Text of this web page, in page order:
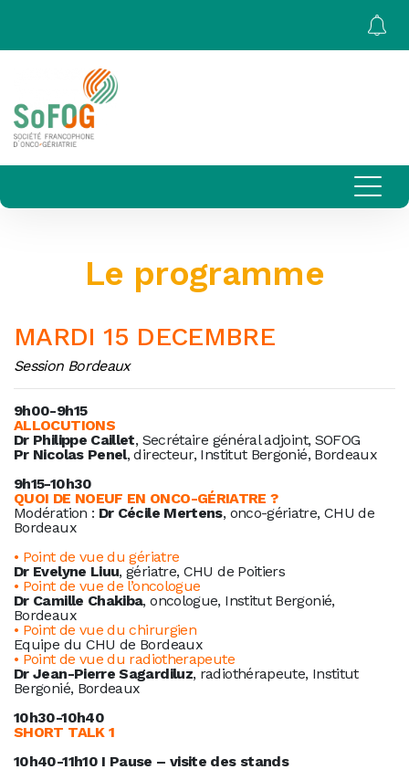
Le programme
MARDI 15 DECEMBRE
Session Bordeaux
9h00-9h15
ALLOCUTIONS
Dr Philippe Caillet, Secrétaire général adjoint, SOFOG
Pr Nicolas Penel, directeur, Institut Bergonié, Bordeaux
9h15-10h30
QUOI DE NOEUF EN ONCO-GÉRIATRE ?
Modération : Dr Cécile Mertens, onco-gériatre, CHU de
Bordeaux
• Point de vue du gériatre
Dr Evelyne Liuu, gériatre, CHU de Poitiers
• Point de vue de l’oncologue
Dr Camille Chakiba, oncologue, Institut Bergonié,
Bordeaux
• Point de vue du chirurgien
Equipe du CHU de Bordeaux
• Point de vue du radiotherapeute
Dr Jean-Pierre Sagardiluz, radiothérapeute, Institut
Bergonié, Bordeaux
10h30-10h40
SHORT TALK 1
10h40-11h10 I Pause – visite des stands